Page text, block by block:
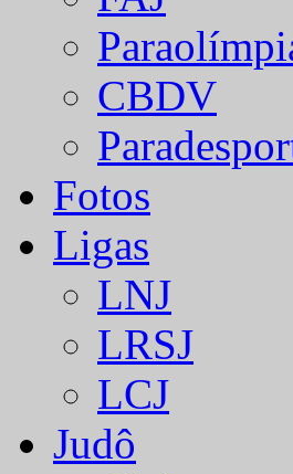
CBDV
Fotos
Ligas
LNJ
LRSJ
LCJ
Judô